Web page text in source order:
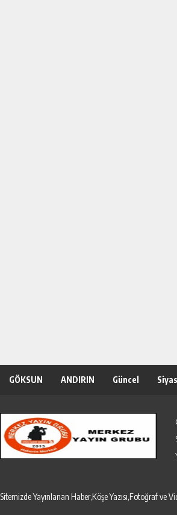
GÖKSUN ANDIRIN Güncel
Sitemizde Yayınlanan Haber,Köşe Yazısı,Fotoğraf